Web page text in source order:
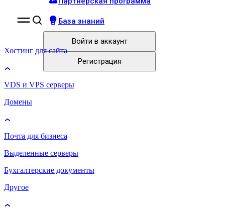
База знаний
Войти в аккаунт
Регистрация
Хостинг для сайта
VDS и VPS серверы
Домены
Почта для бизнеса
Выделенные серверы
Бухгалтерские документы
Другое